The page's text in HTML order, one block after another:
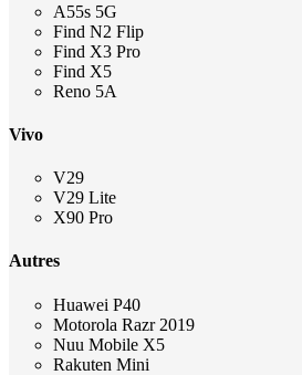
A55s 5G
Find N2 Flip
Find X3 Pro
Find X5
Reno 5A
Vivo
V29
V29 Lite
X90 Pro
Autres
Huawei P40
Motorola Razr 2019
Nuu Mobile X5
Rakuten Mini